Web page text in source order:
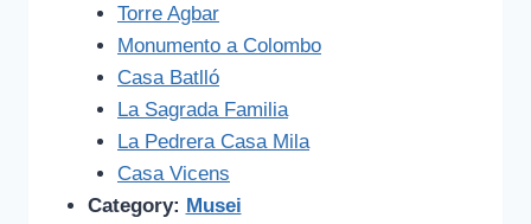
Torre Agbar
Monumento a Colombo
Casa Batlló
La Sagrada Familia
La Pedrera Casa Mila
Casa Vicens
Category: Musei